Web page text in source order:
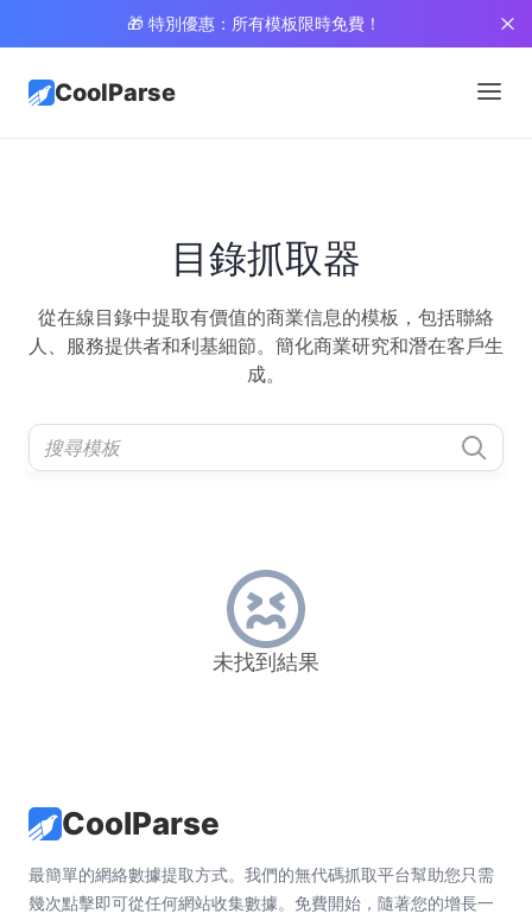
🎁 特別優惠：所有模板限時免費！
CoolParse
目錄抓取器
從在線目錄中提取有價值的商業信息的模板，包括聯絡
人、服務提供者和利基細節。簡化商業研究和潛在客戶生
成。
未找到結果
CoolParse
最簡單的網絡數據提取方式。我們的無代碼抓取平台幫助您只需
幾次點擊即可從任何網站收集數據。免費開始，隨著您的增長一